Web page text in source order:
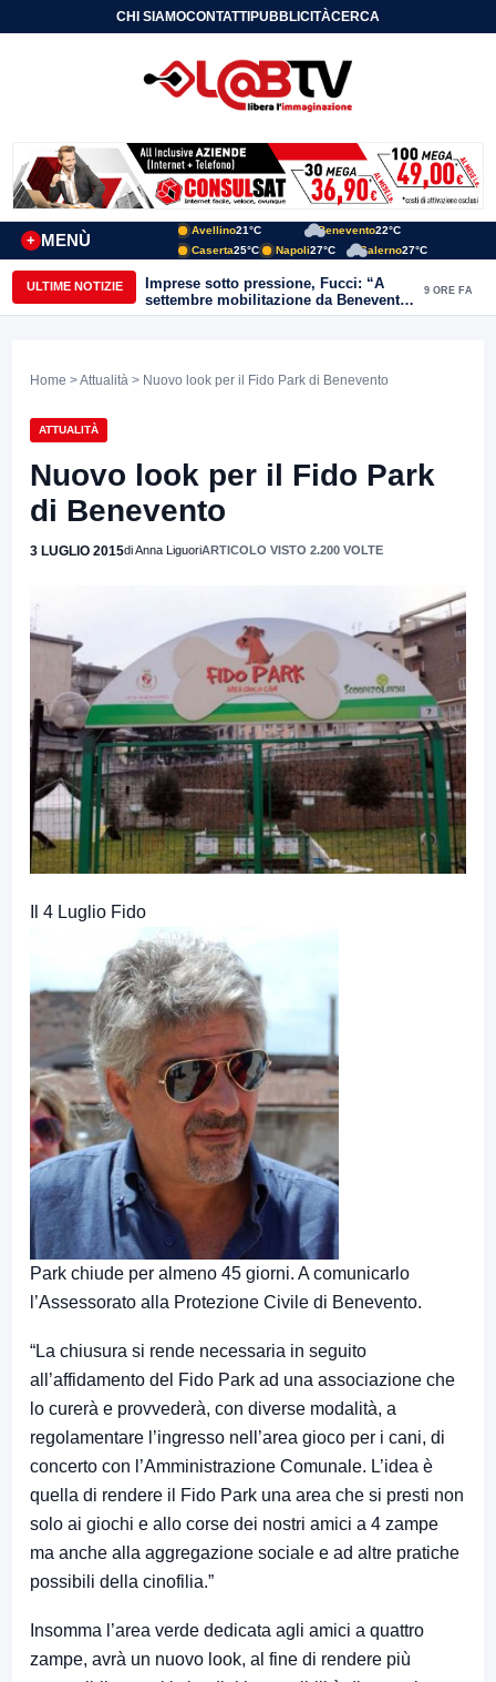
CHI SIAMOCONTATTIPUBBLICITÀCERCA
MENÙ
+
Avellino21°C Benevento22°C
Caserta25°C Napoli27°C Salerno27°C
ULTIME NOTIZIE
Imprese sotto pressione, Fucci: “A
settembre mobilitazione da Benevento
e Avellino”
9 ORE FA
Home >Attualità > Nuovo look per il Fido Park di Benevento
ATTUALITÀ
Nuovo look per il Fido Park
di Benevento
3 LUGLIO 2015di Anna LiguoriARTICOLO VISTO 2.200 VOLTE
Il 4 Luglio Fido
Park chiude per almeno 45 giorni. A comunicarlo
l’Assessorato alla Protezione Civile di Benevento.
“La chiusura si rende necessaria in seguito
all’affidamento del Fido Park ad una associazione che
lo curerà e provvederà, con diverse modalità, a
regolamentare l’ingresso nell’area gioco per i cani, di
concerto con l’Amministrazione Comunale. L’idea è
quella di rendere il Fido Park una area che si presti non
solo ai giochi e allo corse dei nostri amici a 4 zampe
ma anche alla aggregazione sociale e ad altre pratiche
possibili della cinofilia.”
Insomma l’area verde dedicata agli amici a quattro
zampe, avrà un nuovo look, al fine di rendere più